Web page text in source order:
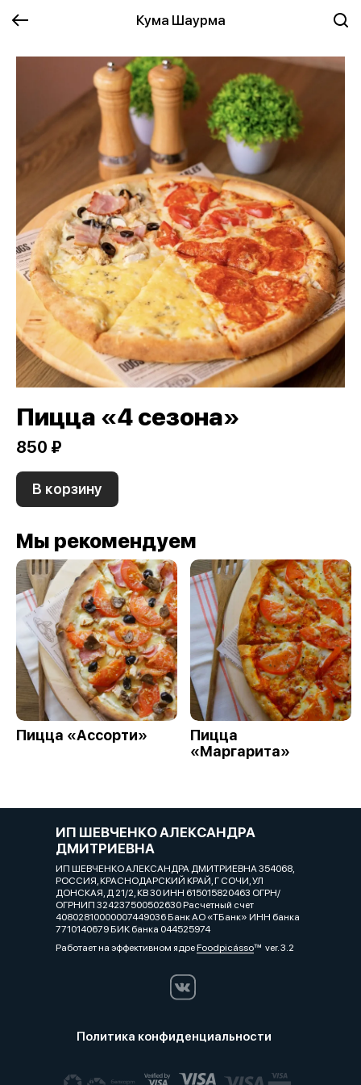
Кума Шаурма
Пицца «4 сезона»
850 ₽
В корзину
Мы рекомендуем
Пицца «Ассорти»
Пицца
«Маргарита»
ИП ШЕВЧЕНКО АЛЕКСАНДРА
ДМИТРИЕВНА
ИП ШЕВЧЕНКО АЛЕКСАНДРА ДМИТРИЕВНА 354068,
РОССИЯ, КРАСНОДАРСКИЙ КРАЙ, Г СОЧИ, УЛ
ДОНСКАЯ, Д 21/2, КВ 30 ИНН 615015820463 ОГРН/
ОГРНИП 324237500502630 Расчетный счет
40802810000007449036 Банк АО «ТБанк» ИНН банка
7710140679 БИК банка 044525974
Работает на эффективном ядреFoodpicássover. 3.2
Политика конфиденциальности